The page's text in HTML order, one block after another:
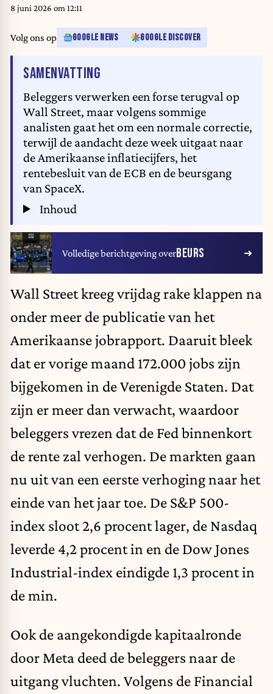
percent at 40,518.87, and the S&P was 0.1 percent lower at 5,536.08. The
AFP)
8 juni 2026 om 12:11
Volg ons op GOOGLE NEWS GOOGLE DISCOVER
SAMENVATTING
Beleggers verwerken een forse terugval op
Wall Street, maar volgens sommige
analisten gaat het om een normale correctie,
terwijl de aandacht deze week uitgaat naar
de Amerikaanse inflatiecijfers, het
rentebesluit van de ECB en de beursgang
van SpaceX.
Inhoud
Volledige berichtgeving overBEURS
Wall Street kreeg vrijdag rake klappen na
onder meer de publicatie van het
Amerikaanse jobrapport. Daaruit bleek
dat er vorige maand 172.000 jobs zijn
bijgekomen in de Verenigde Staten. Dat
zijn er meer dan verwacht, waardoor
beleggers vrezen dat de Fed binnenkort
de rente zal verhogen. De markten gaan
nu uit van een eerste verhoging naar het
einde van het jaar toe. De S&P 500-
index sloot 2,6 procent lager, de Nasdaq
leverde 4,2 procent in en de Dow Jones
Industrial-index eindigde 1,3 procent in
de min.
Ook de aangekondigde kapitaalronde
door Meta deed de beleggers naar de
uitgang vluchten. Volgens de Financial